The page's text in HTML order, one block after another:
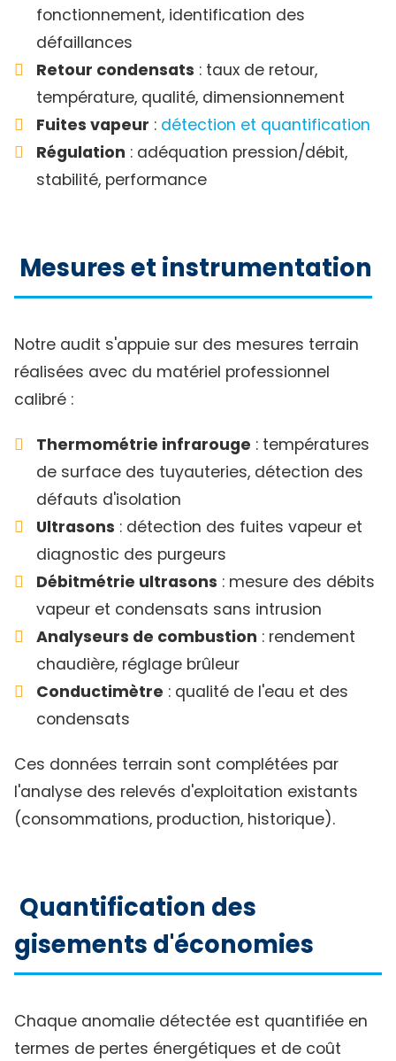
fonctionnement, identification des
défaillances
Retour condensats : taux de retour,
température, qualité, dimensionnement
Fuites vapeur : détection et quantification
Régulation : adéquation pression/débit,
stabilité, performance
Mesures et instrumentation
Notre audit s'appuie sur des mesures terrain
réalisées avec du matériel professionnel
calibré :
Thermométrie infrarouge : températures
de surface des tuyauteries, détection des
défauts d'isolation
Ultrasons : détection des fuites vapeur et
diagnostic des purgeurs
Débitmétrie ultrasons : mesure des débits
vapeur et condensats sans intrusion
Analyseurs de combustion : rendement
chaudière, réglage brûleur
Conductimètre : qualité de l'eau et des
condensats
Ces données terrain sont complétées par
l'analyse des relevés d'exploitation existants
(consommations, production, historique).
Quantification des
gisements d'économies
Chaque anomalie détectée est quantifiée en
termes de pertes énergétiques et de coût